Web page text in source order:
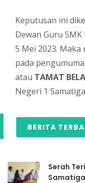
Keputusan ini
Dewan Guru
5 Mei 2023.
pada
atau TAMAT
Negeri 1 Samatiga
BERITA
Serah